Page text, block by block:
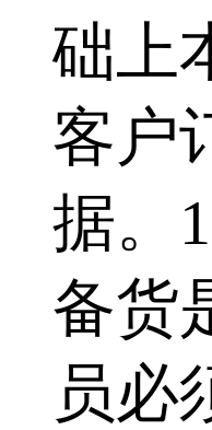
础上
客户
据。
备货
员必